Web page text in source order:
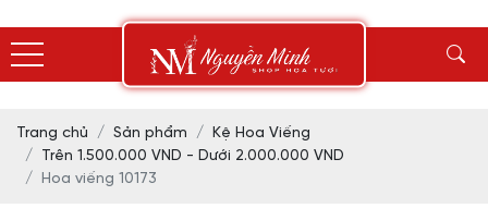
Trang chủ Sản phẩm
Kệ Hoa Viếng
Trên 1.500.000 VND - Dưới 2.000.000 VND
Hoa viếng 10173